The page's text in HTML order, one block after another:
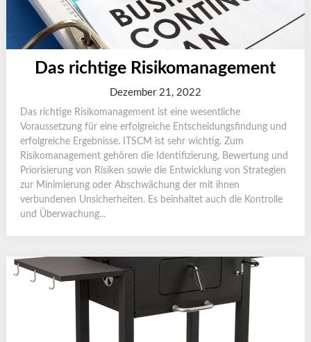
Das richtige Risikomanagement
Dezember 21, 2022
Das richtige Risikomanagement ist eine wesentliche
Voraussetzung für eine erfolgreiche Entscheidungsfindung und
erfolgreiche Ergebnisse. ITSCM ist sehr wichtig. Zum
Risikomanagement gehören die Identifizierung, Bewertung und
Priorisierung von Risiken sowie die Entwicklung von Strategien
zur Minimierung oder Abschwächung der mit ihnen
verbundenen Unsicherheiten. Es beinhaltet auch die Kontrolle
und Überwachung...